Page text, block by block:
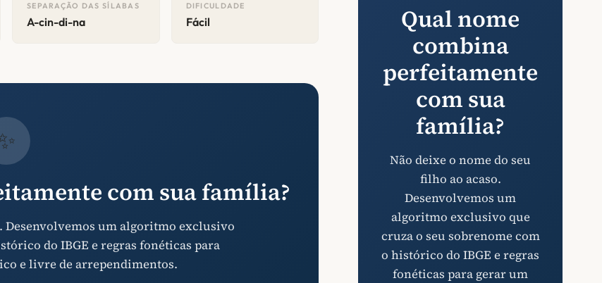
SEPARAÇÃO DAS SÍLABAS
A-cin-di-na
DIFICULDADE
Fácil
com sua família?
Desenvolvemos um algoritmo exclusivo
do IBGE e regras fonéticas para
e livre de arrependimentos.
Qual nome
combina
perfeitamente
com sua
família?
Não deixe o nome do seu
filho ao acaso.
Desenvolvemos um
algoritmo exclusivo que
cruza o seu sobrenome com
o histórico do IBGE e regras
fonéticas para gerar um